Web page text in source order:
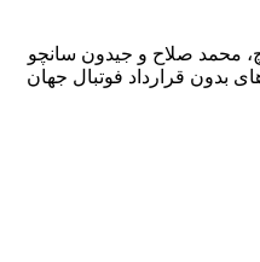
محمد صلاح و جیدون سانچو
بدون قرارداد فوتبال جهان